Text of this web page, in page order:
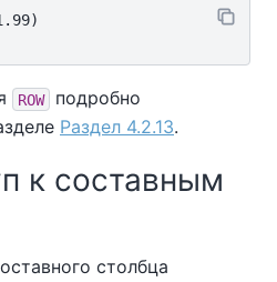
ROW
подробно
Раздел 4.2.13.
к составным
столбца